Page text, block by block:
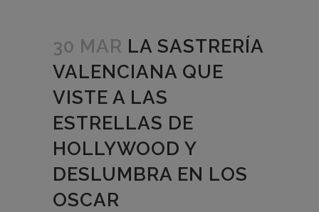
30 MAR LA SASTRERÍA
VALENCIANA QUE
VISTE A LAS
ESTRELLAS DE
HOLLYWOOD Y
DESLUMBRA EN LOS
OSCAR